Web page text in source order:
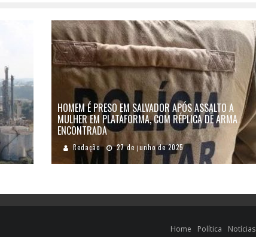
HOMEM É PRESO EM SALVADOR APÓS ASSALTO A
MULHER EM PLATAFORMA, COM RÉPLICA DE ARMA
ENCONTRADA
Redação 27 de junho de 2025
Home Política Notícias